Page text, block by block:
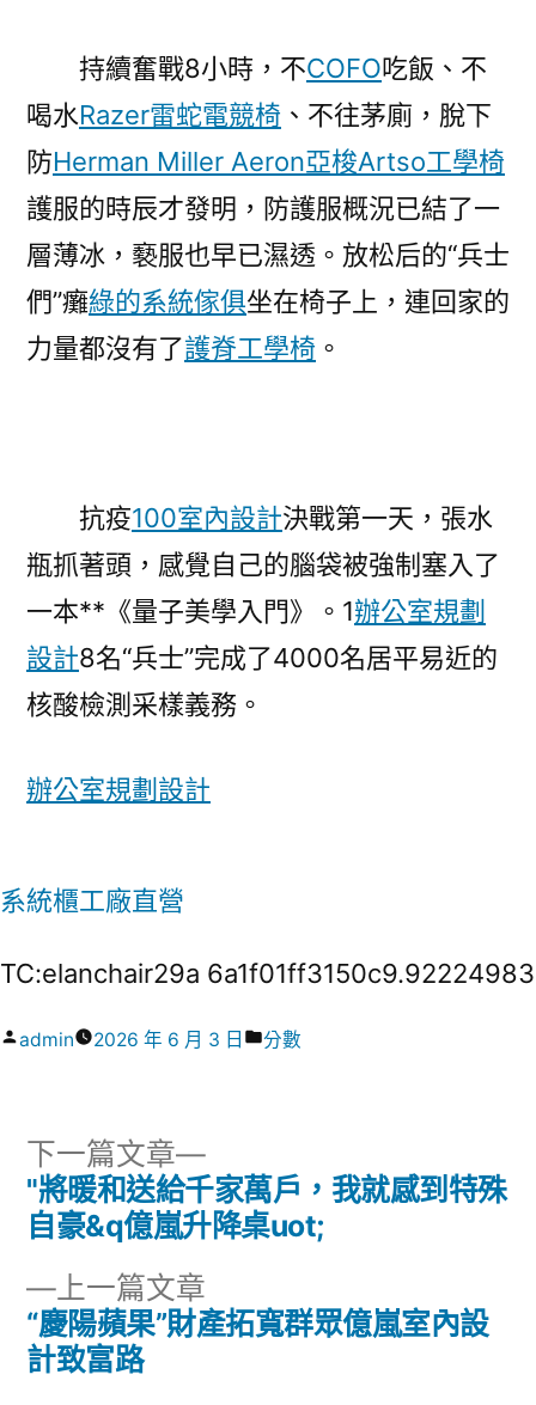
持續奮戰8小時，不COFO吃飯、不
喝水Razer雷蛇電競椅 、不往茅廁，脫下
防Herman Miller Aeron亞梭Artso工學椅
護服的時辰才發明，防護服概況已結了一
層薄冰，褻服也早已濕透。放松后的“兵士
們”癱綠的系統傢俱坐在椅子上，連回家的
力量都沒有了護脊工學椅 。
抗疫100室內設計決戰第一天，張水
瓶抓著頭，感覺自己的腦袋被強制塞入了
一本**《量子美學入門》。1辦公室規劃
設計8名“兵士”完成了4000名居平易近的
核酸檢測采樣義務。
辦公室規劃設計
系統櫃工廠直營
TC:elanchair29a 6a1f01ff3150c9.92224983
作
admin 2026 年 6 月 3 日
分
分數
文
導
覽
上一篇文章
一
“慶陽蘋果”財產拓寬群眾億嵐室內設
計致富路
下一篇文章
下
一
篇
"將暖和送給千家萬戶，我就感到特殊
自豪&q億嵐升降桌uot;